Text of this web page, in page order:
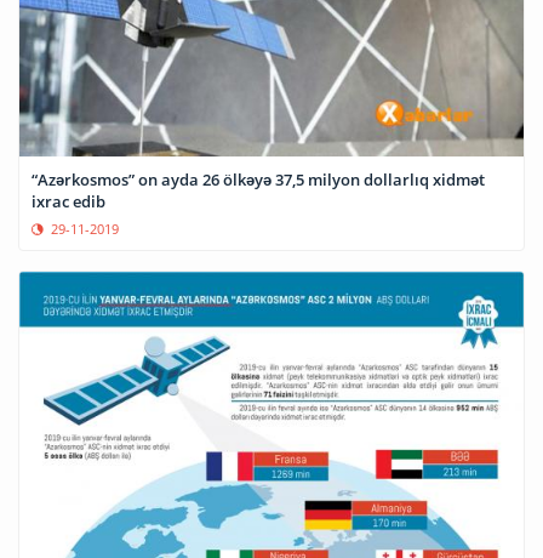
“Azərkosmos” on ayda 26 ölkəyə 37,5 milyon dollarlıq xidmət
ixrac edib
29-11-2019